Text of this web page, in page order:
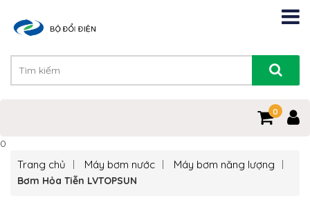
0
0
Trang chủ Máy bơm nước Máy bơm năng lượng
Bơm Hỏa Tiễn LVTOPSUN